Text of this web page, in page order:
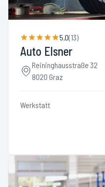
5.0(13)
Auto Elsner
Reininghausstraße 32
8020 Graz
Werkstatt